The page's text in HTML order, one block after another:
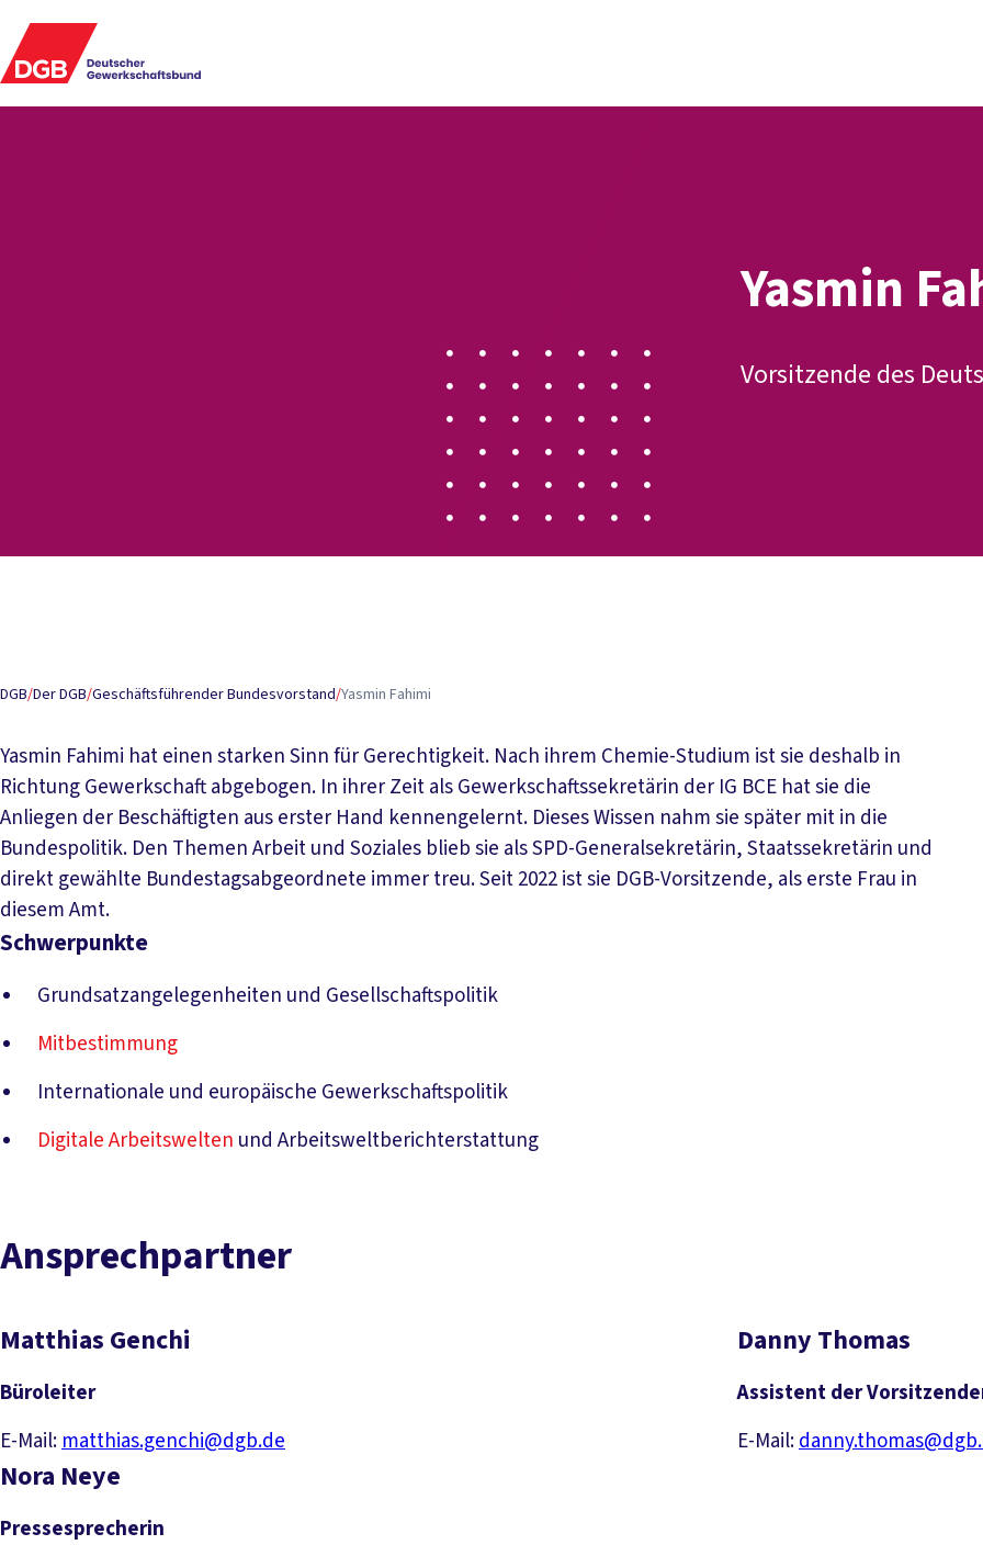
Yasmin
Vorsitzende des
DGB/Der DGB/Geschäftsführender Bundesvorstand/Yasmin Fahimi
Yasmin Fahimi hat einen starken Sinn für Gerechtigkeit. Nach ihrem Chemie-Studium ist sie deshalb in
Richtung Gewerkschaft abgebogen. In ihrer Zeit als Gewerkschaftssekretärin der IG BCE hat sie die
Anliegen der Beschäftigten aus erster Hand kennengelernt. Dieses Wissen nahm sie später mit in die
Bundespolitik. Den Themen Arbeit und Soziales blieb sie als SPD-Generalsekretärin, Staatssekretärin und
direkt gewählte Bundestagsabgeordnete immer treu. Seit 2022 ist sie DGB-Vorsitzende, als erste Frau in
diesem Amt.
Schwerpunkte
Grundsatzangelegenheiten und Gesellschaftspolitik
Mitbestimmung
Internationale und europäische Gewerkschaftspolitik
Digitale Arbeitswelten und Arbeitsweltberichterstattung
Ansprechpartner
Matthias Genchi
Büroleiter
E-Mail:matthias.genchi@dgb.de
Danny Thomas
Assistent der
E-Mail:
Nora Neye
Pressesprecherin